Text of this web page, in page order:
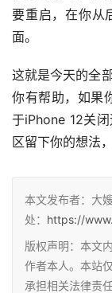
要重启，在你从
面。
这就是今天的全
你有帮助，如果
于iPhone 12关
区留下你的想法
本文发布者：大
处： https://
版权声明：本文
作者本人。本站
承担相关法律责